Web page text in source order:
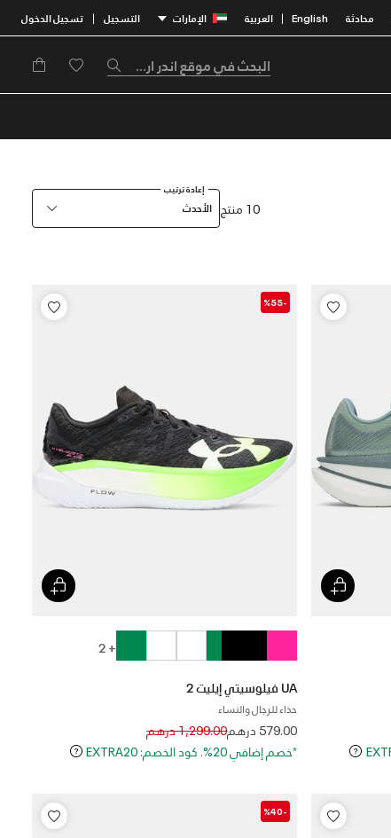
محادثة English
| العربية الإمارات التسجيل | تسجيل الدخول
10 منتج
إعادة ترتيب
الأحدث
-%55
+ 2
UA فيلوسيتي إيليت 2
حذاء للرجال والنساء
579.00 درهم Price reduced from
1,299.00 درهمto
*خصم إضافي 20%. كود الخصم: EXTRA20
-%40